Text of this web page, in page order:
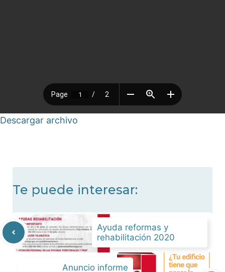
Descargar archivo
Te puede interesar:
Ayuda reformas y
rehabilitación 2020
Anuncio informe